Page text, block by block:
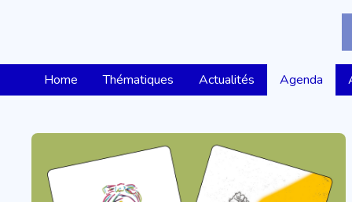
Home Thématiques Actualités Agenda